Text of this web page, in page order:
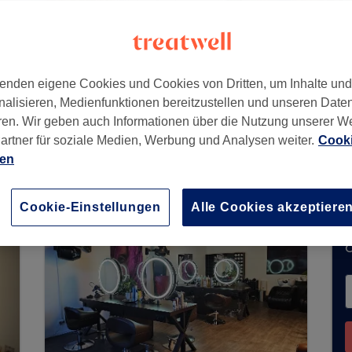
Buchungen über Treatwell entgegen.
Nähe zu finden.
eigene Cookies und Cookies von Dritten, um Inhalte
Medienfunktionen bereitzustellen und unseren
Wir geben auch Informationen über die Nutzung unserer
für soziale Medien, Werbung und Analysen weiter.
Cookie-Einstellungen Alle Cookies